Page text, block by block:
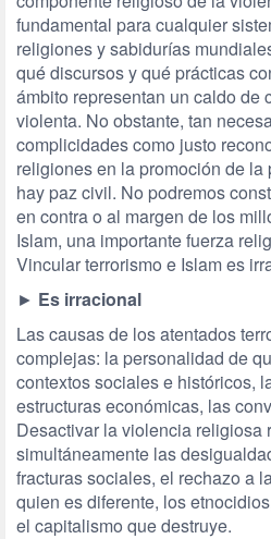
fundamental para cualquier
religiones y sabidurías
qué discursos y qué prácticas
ámbito representan un caldo de
violenta. No obstante, tan
complicidades como justo
religiones en la promoción de
hay paz civil. No podremos
en contra o al margen de los
Islam, una importante fuerza
Vincular terrorismo e Islam es
► Es irracional
Las causas de los atentados
complejas: la personalidad de
contextos sociales e históricos,
estructuras económicas, las
Desactivar la violencia religiosa
simultáneamente las
fracturas sociales, el rechazo a
quien es diferente, los
el capitalismo que destruye.